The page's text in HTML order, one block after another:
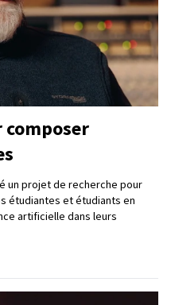
composer
un projet de recherche pour
étudiantes et étudiants en
artificielle dans leurs